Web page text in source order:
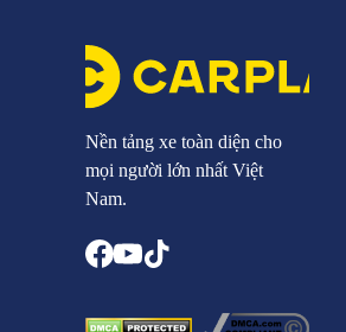
Nền tảng xe toàn diện cho
mọi người lớn nhất Việt
Nam.